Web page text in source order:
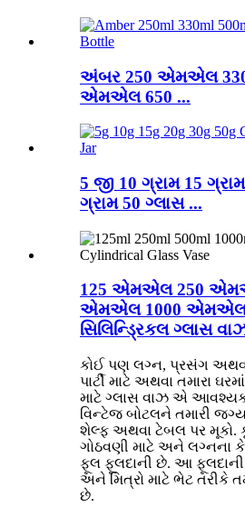
અંબર 250 એમએલ
એમએલ 650 ...
5 જી 10 ગ્રામ 15
ગ્રામ 50 ગ્લાસ ...
125 એમએલ 250
એમએલ 1000 એમએલ
સિલિન્ડ્રિકલ ગ્લાસ
કોઈ પણ લગ્ન, પ્રસંગ
પાર્ટી માટે અથવા તમારા
માટે ગ્લાસ વાઝ એ
વિન્ટેજ બોટલને તમારી
શેલ્ફ અથવા ટેબલ પર મૂકો.
ગોઠવણી માટે અને લગ્નના
ફૂલ ફૂલદાની છે. આ ફૂલદાની
અને મિત્રો માટે ભેટ તરીકે
છે.